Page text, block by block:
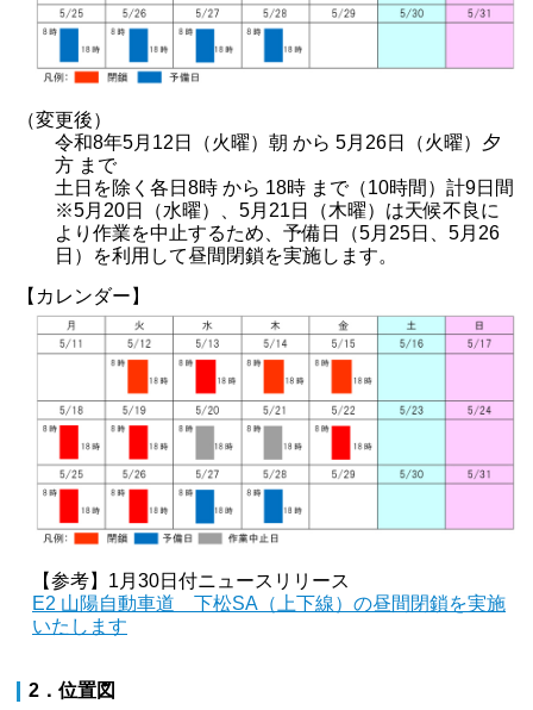
（変更後）
令和8年5月12日（火曜）朝 から 5月26日（火曜）夕
方 まで
土日を除く各日8時 から 18時 まで（10時間）計9日間
※5月20日（水曜）、5月21日（木曜）は天候不良に
より作業を中止するため、予備日（5月25日、5月26
日）を利用して昼間閉鎖を実施します。
【カレンダー】
【参考】1月30日付ニュースリリース
E2 山陽自動車道 下松SA（上下線）の昼間閉鎖を実施
いたします
2．位置図